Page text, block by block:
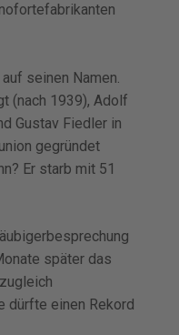
seinen Namen.
(nach 1939), Adolf
Gustav Fiedler in
gegründet
Er starb mit 51
später das
dürfte einen Rekord